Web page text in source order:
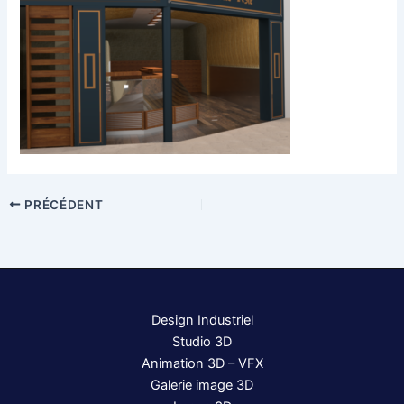
PRÉCÉDENT
Design Industriel
Studio 3D
Animation 3D – VFX
Galerie image 3D